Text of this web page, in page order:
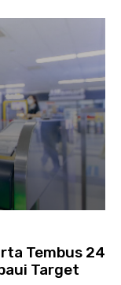
Tembus 24
Target